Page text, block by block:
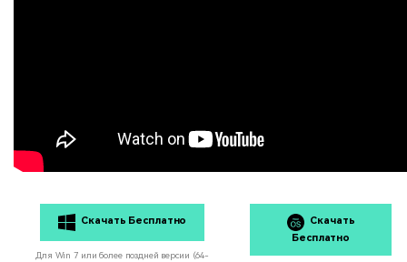
Скачать Бесплатно
Для Win 7 или более поздней версии (64-
Скачать
Бесплатно